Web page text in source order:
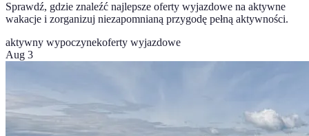
Sprawdź, gdzie znaleźć najlepsze oferty wyjazdowe na aktywne
wakacje i zorganizuj niezapomnianą przygodę pełną aktywności.
aktywny wypoczynekoferty wyjazdowe
Aug 3